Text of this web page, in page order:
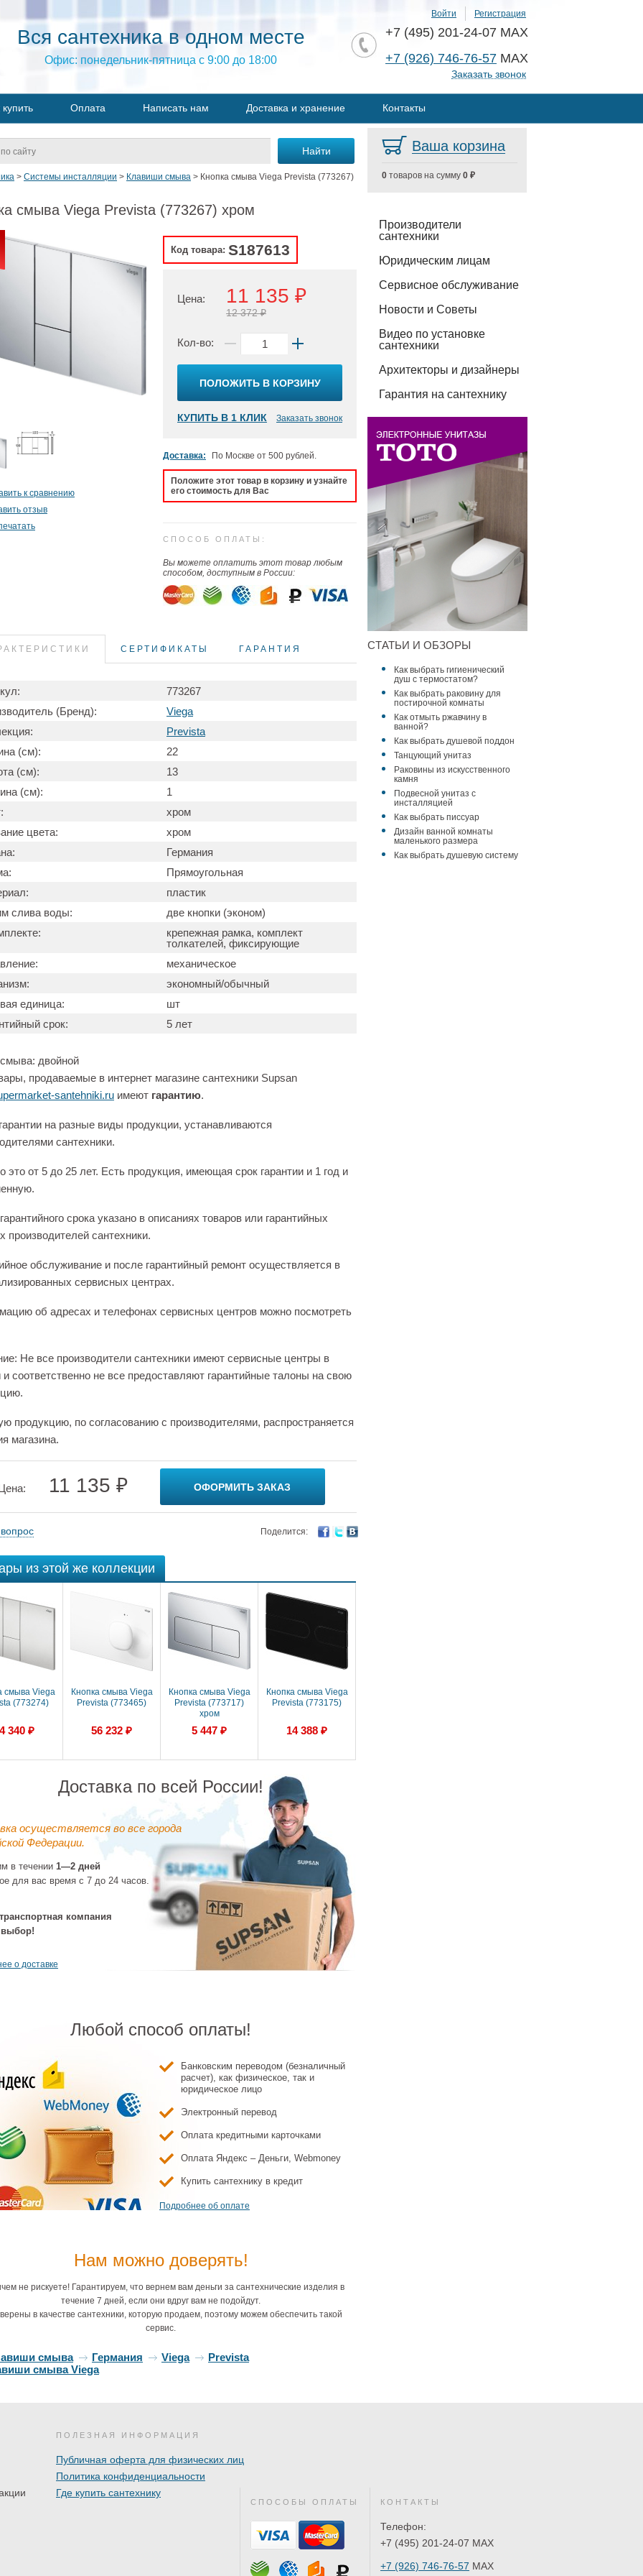
Вся сантехника в одном месте
Офис: понедельник-пятница с 9:00 до 18:00
Войти Регистрация
+7 (495) 201-24-07 MAX
+7 (926) 746-76-57 MAX
Заказать звонок
купить Оплата Написать нам Доставка и хранение Контакты
> Системы инсталляции > Клавиши смыва > Кнопка смыва Viega Prevista (773267)
смыва Viega Prevista (773267) хром
к сравнению
отзыв
Код товара: S187613
Цена: 11 135 ₽
12 372 ₽
Кол-во:
ПОЛОЖИТЬ В КОРЗИНУ
КУПИТЬ В 1 КЛИК Заказать звонок
Доставка: По Москве от 500 рублей.
Положите этот товар в корзину и узнайте
его стоимость для Вас
СПОСОБ ОПЛАТЫ:
Вы можете оплатить этот товар любым
способом, доступным в России:
СЕРТИФИКАТЫ ГАРАНТИЯ
773267
(Бренд):
Viega
Prevista
(см):
22
(см):
13
(см):
1
хром
цвета:
хром
Германия
Прямоугольная
пластик
слива воды:
две кнопки (эконом)
крепежная рамка, комплект
толкателей, фиксирующие
механическое
экономный/обычный
единица:
шт
срок:
5 лет
двойной
продаваемые в интернет магазине сантехники Supsan
santehniki.ru имеют гарантию.
на разные виды продукции, устанавливаются
сантехники.
это от 5 до 25 лет. Есть продукция, имеющая срок гарантии и 1 год и
срока указано в описаниях товаров или гарантийных
производителей сантехники.
обслуживание и после гарантийный ремонт осуществляется в
сервисных центрах.
об адресах и телефонах сервисных центров можно посмотреть
Не все производители сантехники имеют сервисные центры в
и соответственно не все предоставляют гарантийные талоны на свою
продукцию, по согласованию с производителями, распространяется
магазина.
11 135 ₽ ОФОРМИТЬ ЗАКАЗ
Поделится:
из этой же коллекции
смыва Viega
(773274)
340 ₽
Кнопка смыва Viega
Prevista (773465)
56 232 ₽
Кнопка смыва Viega
Prevista (773717)
хром
5 447 ₽
Кнопка смыва Viega
Prevista (773175)
14 388 ₽
смыва Viega
852 ₽
Кнопка смыва Viega
24 265 ₽
Кнопка смыва Viega
Prevista (774356)
белый
14 355 ₽
Кнопка смыва Viega
Prevista (773588)
27 695 ₽
смыва Viega
(773595)
Кнопка смыва Viega
23 694 ₽
Доставка по всей России!
осуществляется во все города
Федерации.
в течении 1—2 дней
для вас время с 7 до 24 часов.
компания
о доставке
Любой способ оплаты!
Банковским переводом (безналичный
расчет), как физическое, так и
юридическое лицо
Электронный перевод
Оплата кредитными карточками
Оплата Яндекс – Деньги, Webmoney
Купить сантехнику в кредит
Подробнее об оплате
Нам можно доверять!
не рискуете! Гарантируем, что вернем вам деньги за сантехнические изделия в
течение 7 дней, если они вдруг вам не подойдут.
в качестве сантехники, которую продаем, поэтому можем обеспечить такой
сервис.
смыва Германия Viega
Prevista
смыва Viega
Ваша корзина
0 товаров на сумму 0 ₽
Производители
сантехники
Юридическим лицам
Сервисное обслуживание
Новости и Советы
Видео по установке
сантехники
Архитекторы и дизайнеры
Гарантия на сантехнику
СТАТЬИ И ОБЗОРЫ
Как выбрать гигиенический
душ с термостатом?
Как выбрать раковину для
постирочной комнаты
Как отмыть ржавчину в
ванной?
Как выбрать душевой поддон
Танцующий унитаз
Раковины из искусственного
камня
Подвесной унитаз с
инсталляцией
Как выбрать писсуар
Дизайн ванной комнаты
маленького размера
Как выбрать душевую систему
ПОЛЕЗНАЯ ИНФОРМАЦИЯ
Публичная оферта для физических лиц
Политика конфиденциальности
Где купить сантехнику
СПОСОБЫ ОПЛАТЫ КОНТАКТЫ
Телефон:
+7 (495) 201-24-07 MAX
+7 (926) 746-76-57 MAX